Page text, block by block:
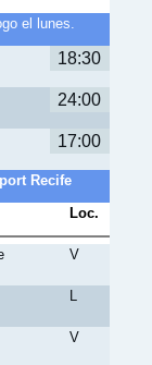
el lunes.
18:30
24:00
17:00
Recife
Loc.
V
L
V